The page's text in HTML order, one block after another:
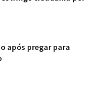
após pregar para